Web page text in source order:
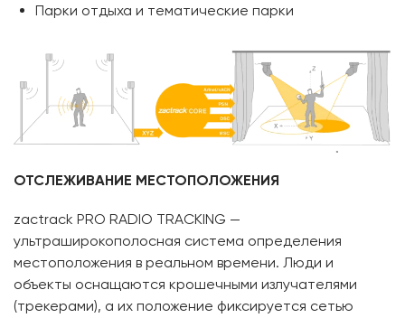
Парки отдыха и тематические парки
ОТСЛЕЖИВАНИЕ МЕСТОПОЛОЖЕНИЯ
zactrack PRO RADIO TRACKING —
ультраширокополосная система определения
местоположения в реальном времени. Люди и
объекты оснащаются крошечными излучателями
(трекерами), а их положение фиксируется сетью